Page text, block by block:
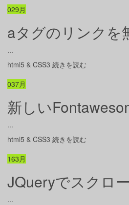
029月
aタグのリンクを
...
html5 & CSS3 続きを読む
037月
新しい
...
html5 & CSS3 続きを読む
163月
JQueryでスクロ
...